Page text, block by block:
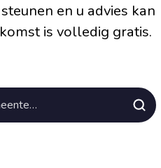
en u advies kan
is volledig gratis.